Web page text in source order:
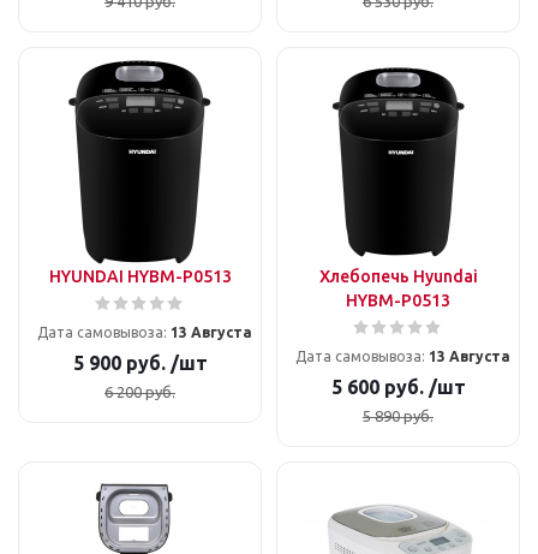
HYUNDAI HYBM-P0513
Дата самовывоза: 13 Августа
5 900руб. /шт
6 200руб.
Хлебопечь Hyundai
HYBM-P0513
Дата самовывоза: 13 Августа
5 600руб. /шт
5 890руб.